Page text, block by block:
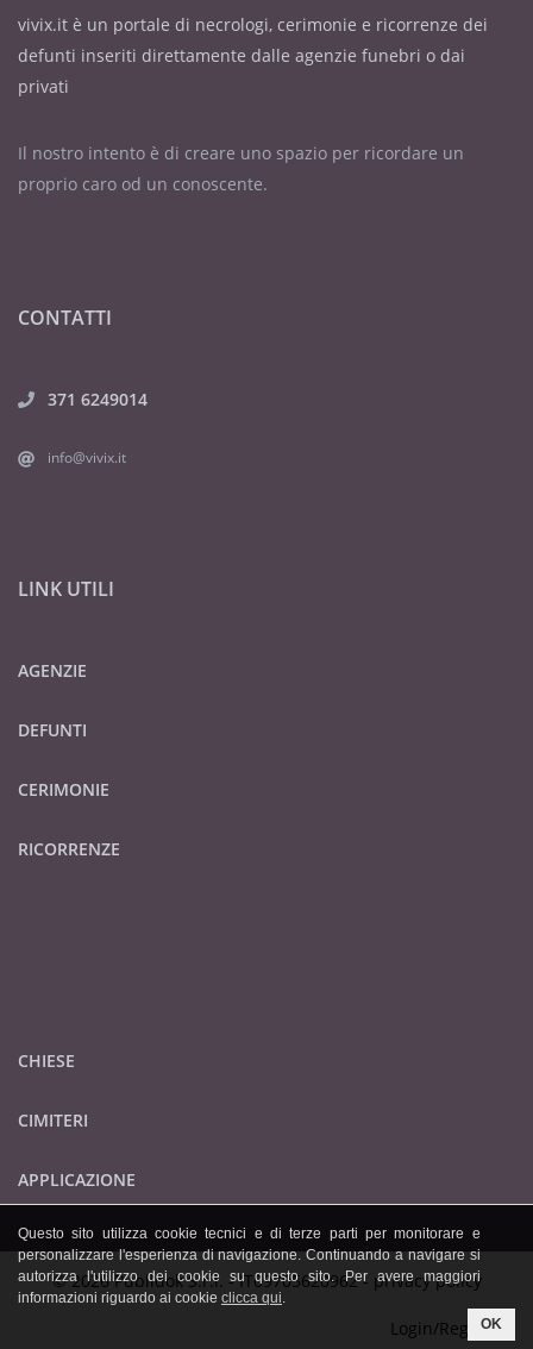
vivix.it è un portale di necrologi, cerimonie e ricorrenze dei
defunti inseriti direttamente dalle agenzie funebri o dai
privati
Il nostro intento è di creare uno spazio per ricordare un
proprio caro od un conoscente.
CONTATTI
371 6249014
info@vivix.it
LINK UTILI
AGENZIE
DEFUNTI
CERIMONIE
RICORRENZE
CHIESE
CIMITERI
APPLICAZIONE
© 2026 Publidok S.r.l. - IT09705620962 - privacy policy
Login/Registrati
Questo sito utilizza cookie tecnici e di terze parti per monitorare e
personalizzare l'esperienza di navigazione. Continuando a navigare si
autorizza l'utilizzo dei cookie su questo sito. Per avere maggiori
informazioni riguardo ai cookie clicca qui.
OK